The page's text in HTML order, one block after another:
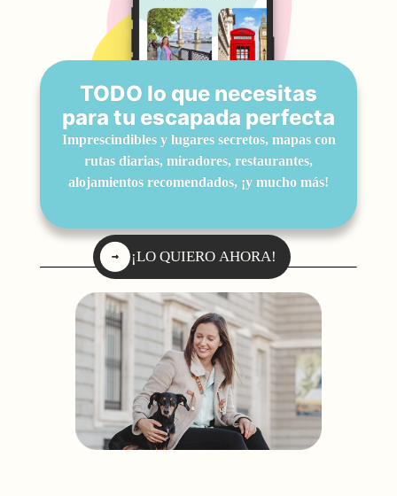
TODO lo que necesitas
para tu escapada perfecta
Imprescindibles y lugares secretos, mapas con
rutas diarias, miradores, restaurantes,
alojamientos recomendados, ¡y mucho más!
¡LO QUIERO AHORA!